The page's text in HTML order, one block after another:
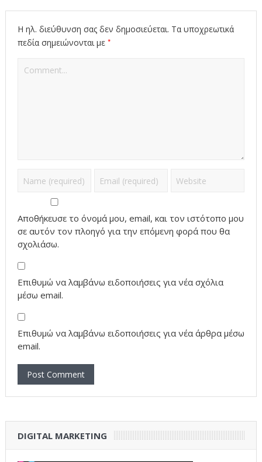
Η ηλ. διεύθυνση σας δεν δημοσιεύεται. Τα υποχρεωτικά
πεδία σημειώνονται με *
Αποθήκευσε το όνομά μου, email, και τον ιστότοπο μου
σε αυτόν τον πλοηγό για την επόμενη φορά που θα
σχολιάσω.
Επιθυμώ να λαμβάνω ειδοποιήσεις για νέα σχόλια
μέσω email.
Επιθυμώ να λαμβάνω ειδοποιήσεις για νέα άρθρα μέσω
email.
DIGITAL MARKETING